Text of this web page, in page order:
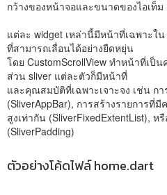
กว้างของหน้าจอและขนาดของไอเท็ม
แต่ละ widget เหล่านี้มีหน้าที่เฉพาะใ
ที่สามารถเลื่อนได้อย่างยืดหยุ่น
โดย CustomScrollView ทำหน้าที่เป็
ส่วน sliver แต่ละตัวก็มีหน้าที่
และคุณสมบัติที่เฉพาะเจาะจง เช่น ก
(SliverAppBar), การสร้างรายการที่มี
สูงเท่ากัน (SliverFixedExtentList), ห
(SliverPadding)
ตัวอย่างโค้ดไฟล์ home.dart